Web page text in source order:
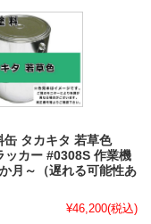
缶 タカキタ 若草色
ッカー #0308S 作業機
月～（遅れる可能性あ
¥46,200(税込)